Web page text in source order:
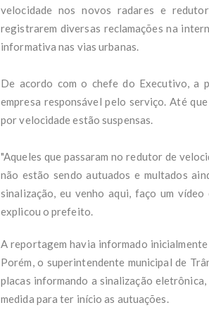
'Eu
g1
PT
velocidade nos novos radares e
registrarem diversas reclamações na
informativa nas vias urbanas.
De acordo com o chefe do Executivo, a
empresa responsável pelo serviço. Até
por velocidade estão suspensas.
"Aqueles que passaram no redutor de
não estão sendo autuados e multados
sinalização, eu venho aqui, faço um
explicou o prefeito.
A reportagem havia informado
Porém, o superintendente municipal de
placas informando a sinalização
medida para ter início as autuações.